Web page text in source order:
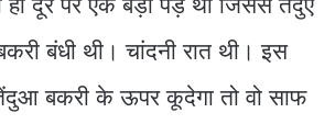
बंधी थी। चांदनी रात थी। इस
बकरी के ऊपर कूदेगा तो वो साफ